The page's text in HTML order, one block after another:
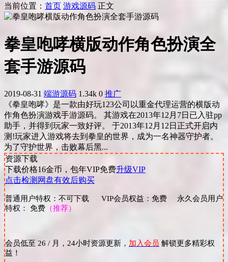
当前位置： 首页 游戏源码 正文
拳皇咆哮横版动作角色扮演全
套手游源码
2019-08-31 端游源码 1.34k 0 推广
《拳皇咆哮》是一款由好玩123公司以重金代理运营的横版动
作角色扮演游戏手游源码。 其游戏在2013年12月7日已入驻pp
助手，并得到玩家一致好评。 于2013年12月12日正式开启内
测!玩家进入游戏将去到拳皇的世界，成为一名神器守护者。
为了守护世界，击败幕后黑...
资源下载
下载价格16金币，包年VIP免费升级VIP
点击检测网盘有效后购买
普通用户特权：不可下载 VIP会员权益：免费 永久会员用户
特权： 免费 （推荐）
会员低至 26 / 月，24小时资源更新， 加入会员 解锁更多精彩权
益！